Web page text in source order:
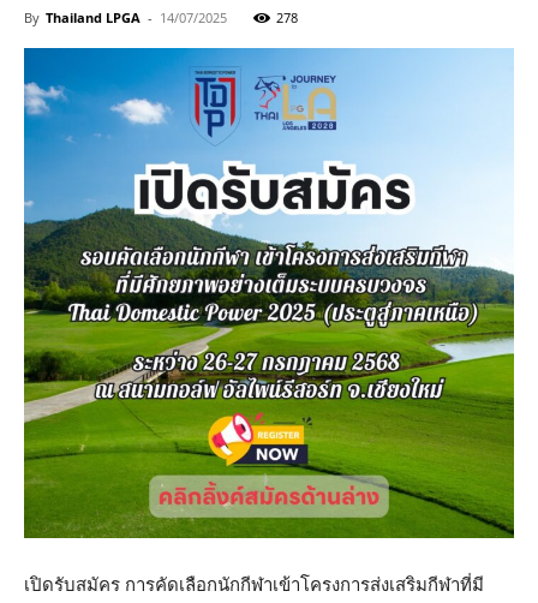
By Thailand LPGA - 14/07/2025 278
เปิดรับสมัคร การคัดเลือกนักกีฬาเข้าโครงการส่งเสริมกีฬาที่มี